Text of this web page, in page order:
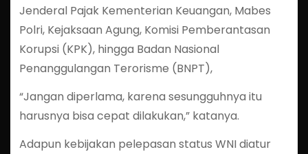
Jenderal Pajak Kementerian Keuangan, Mabes
Polri, Kejaksaan Agung, Komisi Pemberantasan
Korupsi (KPK), hingga Badan Nasional
Penanggulangan Terorisme (BNPT),
“Jangan diperlama, karena sesungguhnya itu
harusnya bisa cepat dilakukan,” katanya.
Adapun kebijakan pelepasan status WNI diatur